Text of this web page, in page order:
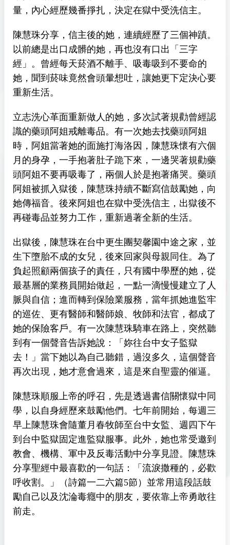
量，內心經歷幾番掙扎，決定在獄中受洗信主。
陳慧珠分享，信主後的她，連續經歷了三個神蹟。
以前總是出口成髒的她，再也沒有口出「三字
經」。曾經每天菸酒不離手、吸毒吸到不要命的
她，聞到菸味竟然會頭暈想吐，讓她更下定決心要
重新生活。
立志洗心革面重新做人的她，多次試著規勸曾經認
識的藥頭阿姐戒離毒品。有一次她去找藥頭阿姐
時，阿姐當著她的面施打海洛因，陳慧珠懷有六個
月的身孕，一手抱著肚子跪下來，一邊哭著規勸藥
頭阿姐不要再吸毒了，兩個人於是抱著痛哭。藥頭
阿姐被抓入獄後，陳慧珠持續不斷寫信鼓勵她，向
她傳福音。後來阿姐也在獄中受洗信主，出獄後不
再碰毒品並努力工作，重新過著全新的生活。
出獄後，陳慧珠在台中更生團契馨園中途之家，並
生下墮胎不成的女兒，後來回家與母親同住。為了
負起照顧兩個孩子的責任，只有國中學歷的她，從
最基層的業務員開始做起，一點一滴慢慢建立了人
脈與自信；進而轉到保險業服務，當年抓她進監牢
的巡佐、更有醫師和醫師娘、牧師和法官，都成了
她的保險客戶。有一次陳慧珠騎車在路上，突然聽
到有一個聲音告訴她說：「妳往台中女子監獄
去！」當下她以為自己聽錯，過沒多久，這個聲音
再次出現，她才意會過來，這是來自聖靈的催逼。
陳慧珠順服上帝的呼召，先是透過書信關懷獄中同
學，以自身經歷來鼓勵他們。七年前開始，每週三
早上陳慧珠會隨董月春牧師至台中女監、週四下午
到台中監獄固定進監獄服事。此外，她也常受邀到
教會、機構、軍中及反毒活動中分享見證。陳慧珠
分享聖經中最喜歡的一句話：「流淚撒種的，必歡
呼收割。」（詩篇一二六篇5節）並常用這段話鼓
勵自己以及沈淪毒癮中的朋友，要依靠上帝勇敢往
前走。